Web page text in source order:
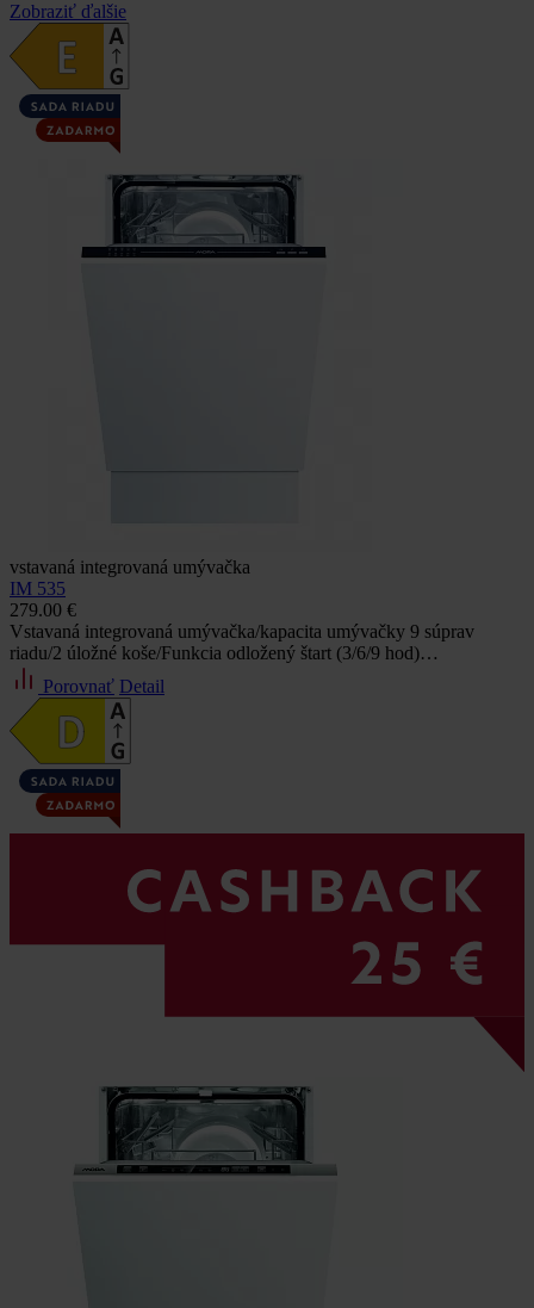
Zobraziť ďalšie
vstavaná integrovaná umývačka
IM 535
279.00 €
Vstavaná integrovaná umývačka/kapacita umývačky 9 súprav
riadu/2 úložné koše/Funkcia odložený štart (3/6/9 hod)…
Porovnať Detail